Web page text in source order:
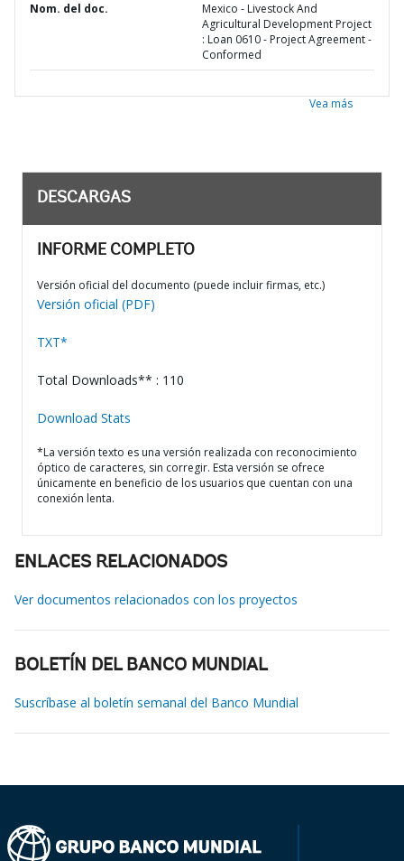
Nom. del doc.
Mexico - Livestock And
Agricultural Development Project
: Loan 0610 - Project Agreement -
Conformed
Vea más
DESCARGAS
INFORME COMPLETO
Versión oficial del documento (puede incluir firmas, etc.)
Versión oficial (PDF)
TXT*
Total Downloads** : 110
Download Stats
*La versión texto es una versión realizada con reconocimiento
óptico de caracteres, sin corregir. Esta versión se ofrece
únicamente en beneficio de los usuarios que cuentan con una
conexión lenta.
ENLACES RELACIONADOS
Ver documentos relacionados con los proyectos
BOLETÍN DEL BANCO MUNDIAL
Suscríbase al boletín semanal del Banco Mundial